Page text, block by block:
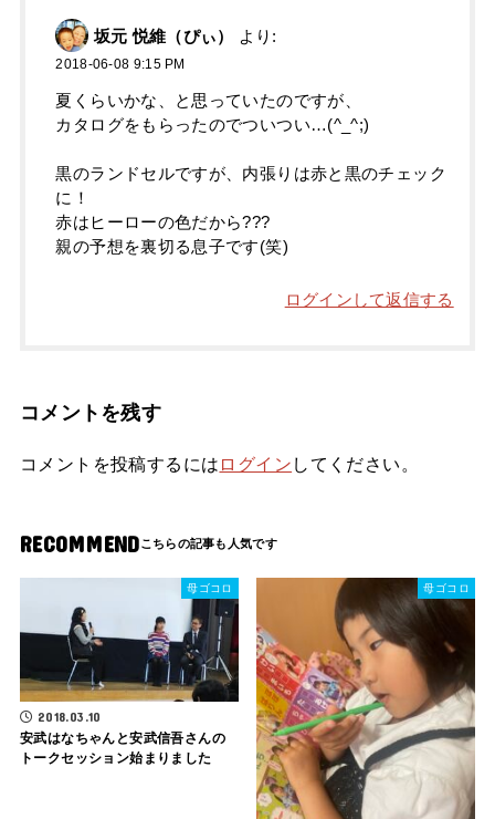
坂元 悦維（ぴぃ） より:
2018-06-08 9:15 PM
夏くらいかな、と思っていたのですが、
カタログをもらったのでついつい…(^_^;)
黒のランドセルですが、内張りは赤と黒のチェック
に！
赤はヒーローの色だから???
親の予想を裏切る息子です(笑)
ログインして返信する
コメントを残す
コメントを投稿するには ログイン してください。
RECOMMEND
母ゴコロ
2018.03.10
安武はなちゃんと安武信吾さんの
トークセッション始まりました
母ゴコロ